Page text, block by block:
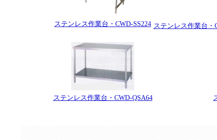
ステンレス作業台・CWD-SS224 ステンレス作業台
ステンレス作業台・CWD-QSA64